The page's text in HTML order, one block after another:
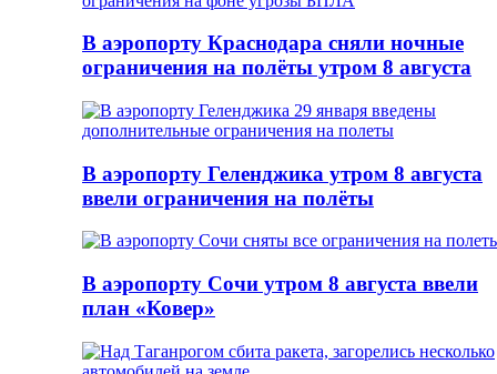
В аэропорту Краснодара сняли ночные
ограничения на полёты утром 8 августа
В аэропорту Геленджика утром 8 августа
ввели ограничения на полёты
В аэропорту Сочи утром 8 августа ввели
план «Ковер»